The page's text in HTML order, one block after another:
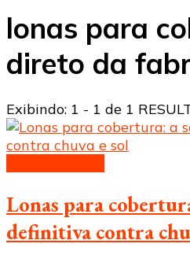
lonas para
direto da
Exibindo: 1 - 1 de 1
Lonas para
definitiva contra